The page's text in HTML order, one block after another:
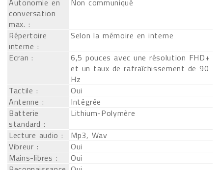
Autonomie en
conversation
max. :
Non communiqué
Répertoire
interne :
Selon la mémoire en interne
Ecran :
6,5 pouces avec une résolution FHD+
et un taux de rafraîchissement de 90
Hz
Tactile :
Oui
Antenne :
Intégrée
Batterie
standard :
Lithium-Polymère
Lecture audio :
Mp3, Wav
Vibreur :
Oui
Mains-libres :
Oui